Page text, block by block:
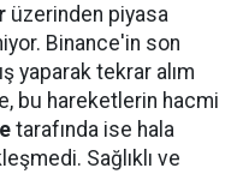
üzerinden piyasa
Binance'in son
yaparak tekrar alım
bu hareketlerin hacmi
tarafında ise hala
Sağlıklı ve